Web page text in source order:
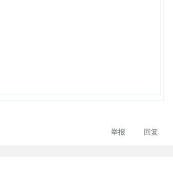
回复
举报